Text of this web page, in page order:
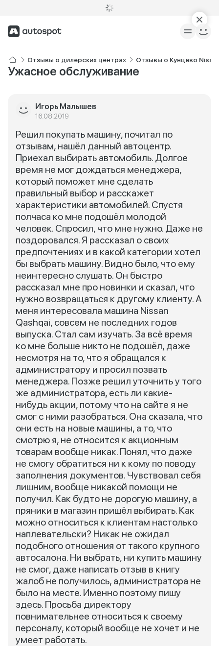
Отзывы о дилерских центрах Отзывы о Кунцево
Ужасное обслуживание
Игорь Малышев
16.08.2019
Решил покупать машину, почитал по
отзывам, нашёл данный автоцентр.
Приехал выбирать автомобиль. Долгое
время не мог дождаться менеджера,
который поможет мне сделать
правильный выбор и расскажет
характеристики автомобилей. Спустя
полчаса ко мне подошёл молодой
человек. Спросил, что мне нужно. Даже не
поздоровался. Я рассказал о своих
предпочтениях и в какой категории хотел
бы выбрать машину. Видно было, что ему
неинтересно слушать. Он быстро
рассказал мне про новинки и сказал, что
нужно возвращаться к другому клиенту. А
меня интересовала машина Nissan
Qashqai, совсем не последних годов
выпуска. Стал сам изучать. За всё время
ко мне больше никто не подошёл, даже
несмотря на то, что я обращался к
администратору и просил позвать
менеджера. Позже решил уточнить у того
же администратора, есть ли какие-
нибудь акции, потому что на сайте я не
смог с ними разобраться. Она сказала, что
они есть на новые машины, а то, что
смотрю я, не относится к акционным
товарам вообще никак. Понял, что даже
не смогу обратиться ни к кому по поводу
заполнения документов. Чувствовал себя
лишним, вообще никакой помощи не
получил. Как будто не дорогую машину, а
пряники в магазин пришёл выбирать. Как
можно относиться к клиентам настолько
наплевательски? Никак не ожидал
подобного отношения от такого крупного
автосалона. Ни выбрать, ни купить машину
не смог, даже написать отзыв в книгу
жалоб не получилось, администратора не
было на месте. Именно поэтому пишу
здесь. Просьба директору
повнимательнее относиться к своему
персоналу, который вообще не хочет и не
умеет работать.